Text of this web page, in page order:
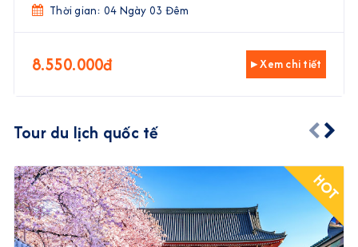
Thời gian: 04 Ngày 03 Đêm
8.550.000đ ▸ Xem chi tiết
Tour du lịch quốc tế
HOT